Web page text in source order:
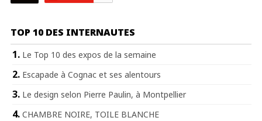
TOP 10 DES INTERNAUTES
Le Top 10 des expos de la semaine
Escapade à Cognac et ses alentours
Le design selon Pierre Paulin, à Montpellier
CHAMBRE NOIRE, TOILE BLANCHE